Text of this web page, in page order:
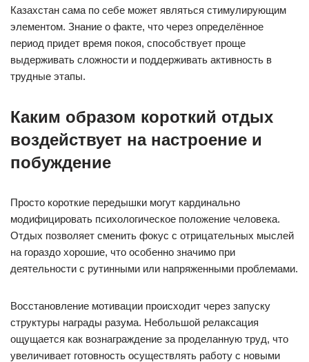
Казахстан сама по себе может являться стимулирующим
элементом. Знание о факте, что через определённое
период придет время покоя, способствует проще
выдерживать сложности и поддерживать активность в
трудные этапы.
Каким образом короткий отдых
воздействует на настроение и
побуждение
Просто короткие передышки могут кардинально
модифицировать психологическое положение человека.
Отдых позволяет сменить фокус с отрицательных мыслей
на гораздо хорошие, что особенно значимо при
деятельности с рутинными или напряженными проблемами.
Восстановление мотивации происходит через запуску
структуры награды разума. Небольшой релаксация
ощущается как вознаграждение за проделанную труд, что
увеличивает готовность осуществлять работу с новыми